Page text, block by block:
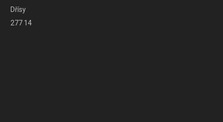
Dřísy
277 14